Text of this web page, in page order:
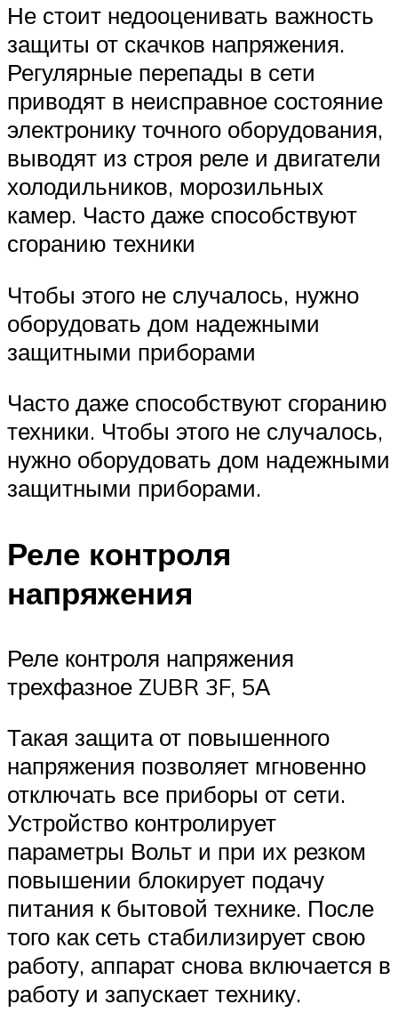
Не стоит недооценивать важность
защиты от скачков напряжения.
Регулярные перепады в сети
приводят в неисправное состояние
электронику точного оборудования,
выводят из строя реле и двигатели
холодильников, морозильных
камер. Часто даже способствуют
сгоранию техники
Чтобы этого не случалось, нужно
оборудовать дом надежными
защитными приборами
Часто даже способствуют сгоранию
техники. Чтобы этого не случалось,
нужно оборудовать дом надежными
защитными приборами.
Реле контроля
напряжения
Реле контроля напряжения
трехфазное ZUBR 3F, 5А
Такая защита от повышенного
напряжения позволяет мгновенно
отключать все приборы от сети.
Устройство контролирует
параметры Вольт и при их резком
повышении блокирует подачу
питания к бытовой технике. После
того как сеть стабилизирует свою
работу, аппарат снова включается в
работу и запускает технику.